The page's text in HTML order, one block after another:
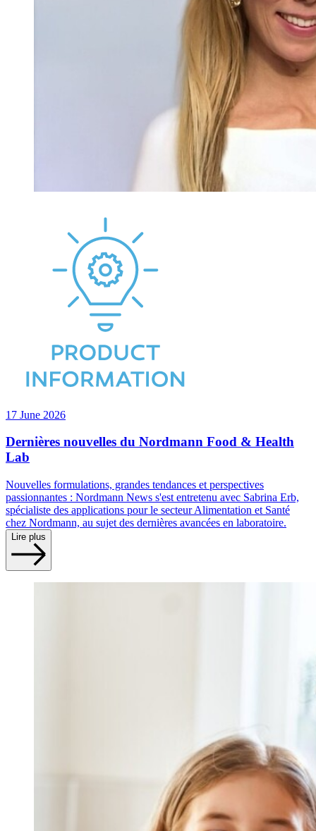
17 June 2026
Dernières nouvelles du Nordmann Food & Health
Lab
Nouvelles formulations, grandes tendances et perspectives
passionnantes : Nordmann News s'est entretenu avec Sabrina Erb,
spécialiste des applications pour le secteur Alimentation et Santé
chez Nordmann, au sujet des dernières avancées en laboratoire.
Lire plus